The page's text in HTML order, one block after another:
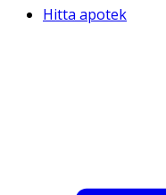
Hitta apotek